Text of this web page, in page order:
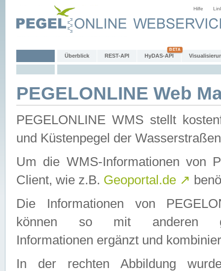
Hilfe
Überblick REST-API HyDAS-API
PEGELONLINE Web
PEGELONLINE WMS stellt
und Küstenpegel der
Um die WMS-Informationen von
Client, wie z.B. Geoportal.de ↗
Die Informationen von
können so mit anderen
Informationen ergänzt und
In der rechten Abbildung